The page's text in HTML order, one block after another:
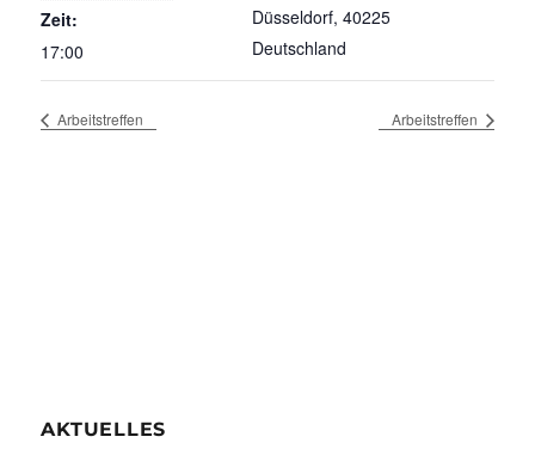
Zeit:
17:00
Düsseldorf, 40225
Deutschland
Arbeitstreffen Arbeitstreffen
AKTUELLES